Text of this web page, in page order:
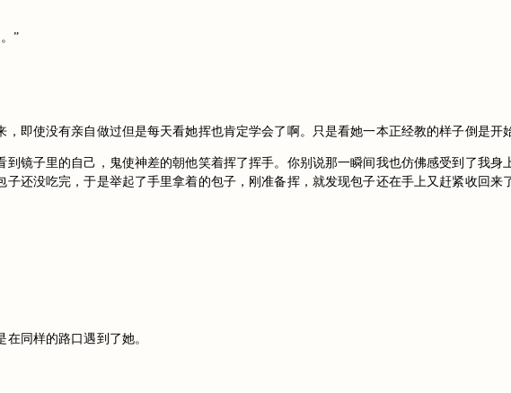
”
即使没有亲自做过但是每天看她挥也肯定学会了啊。只是看她一本正经教的样子倒是开
镜子里的自己，鬼使神差的朝他笑着挥了挥手。你别说那一瞬间我也仿佛感受到了我
还没吃完，于是举起了手里拿着的包子，刚准备挥，就发现包子还在手上又赶紧收回来
同样的路口遇到了她。